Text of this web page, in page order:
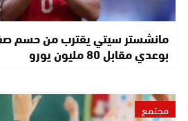
مانشستر سيتي يقترب من حسم
بوعدي مقابل 80 مليون يورو
مجتمع